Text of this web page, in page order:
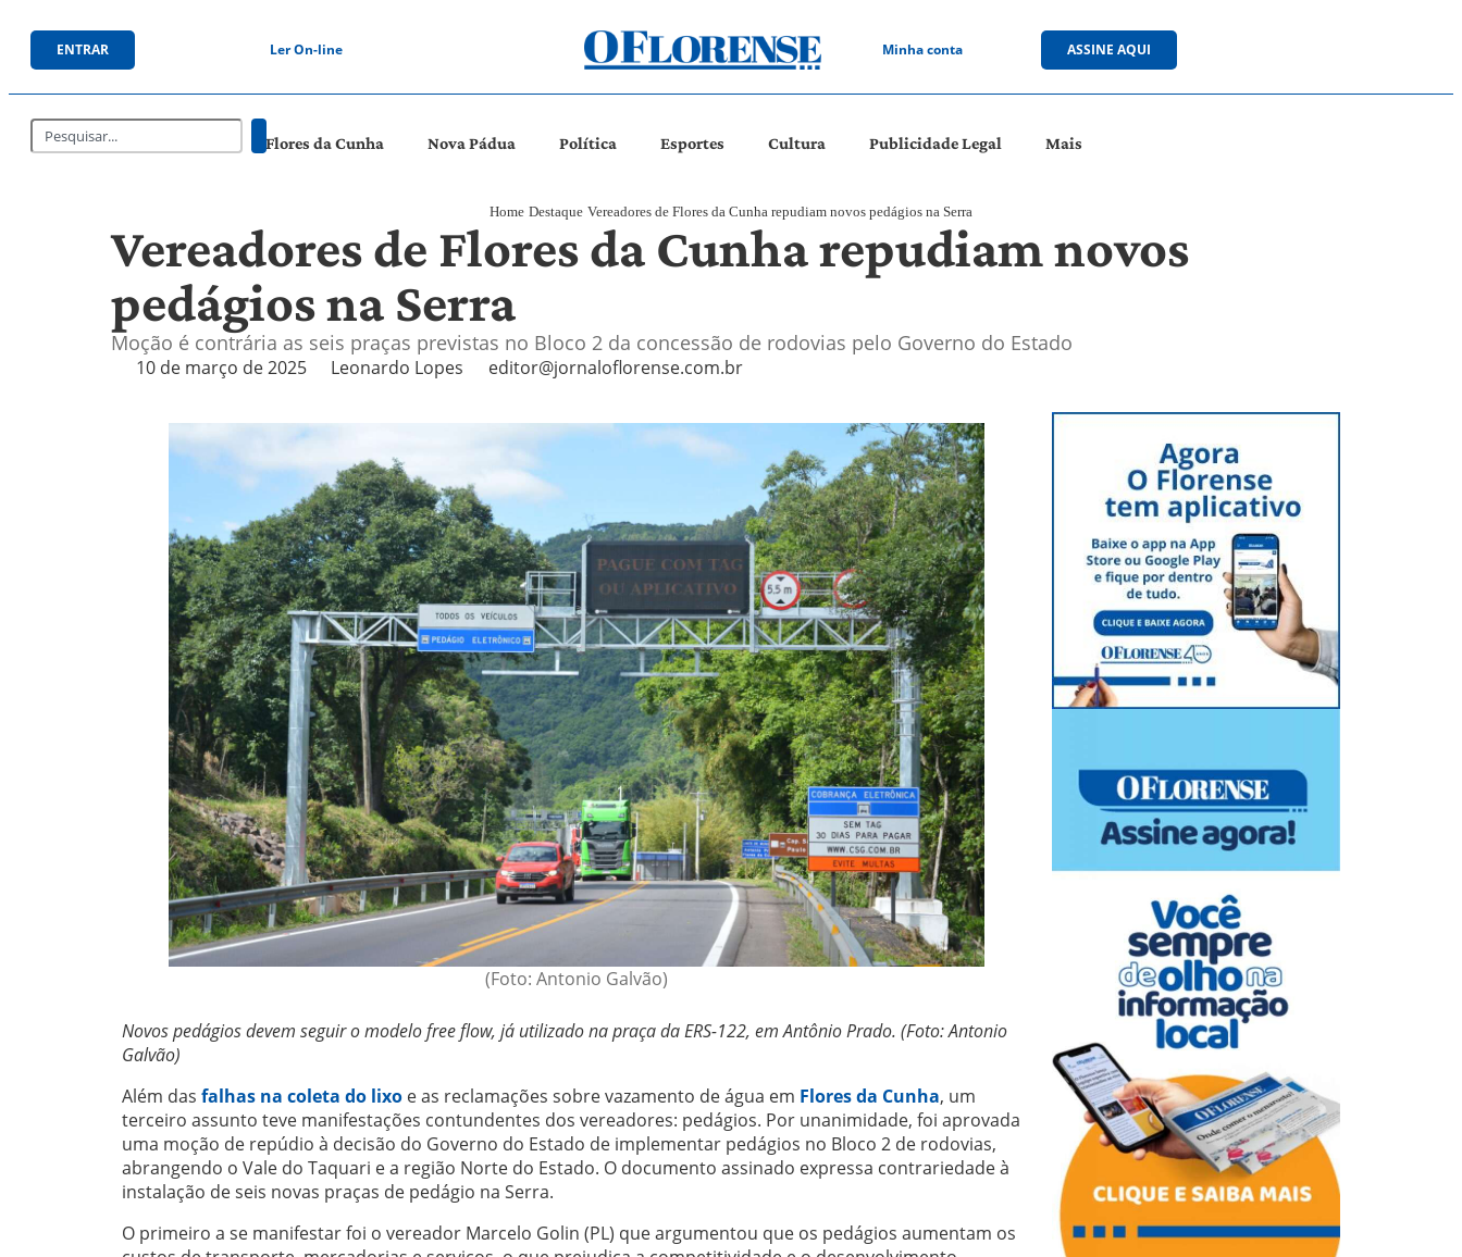
ENTRAR Ler On-line Minha conta ASSINE AQUI
Flores da Cunha Nova Pádua Política Esportes Cultura Publicidade Legal Mais
Home Destaque Vereadores de Flores da Cunha repudiam novos pedágios na Serra
Vereadores de Flores da Cunha repudiam novos
pedágios na Serra
Moção é contrária as seis praças previstas no Bloco 2 da concessão de rodovias pelo Governo do Estado
10 de março de 2025 Leonardo Lopes editor@jornaloflorense.com.br
(Foto: Antonio Galvão)
Novos pedágios devem seguir o modelo free flow, já utilizado na praça da ERS-122, em Antônio Prado. (Foto: Antonio
Galvão)
Além das falhas na coleta do lixo e as reclamações sobre vazamento de água em Flores da Cunha, um
terceiro assunto teve manifestações contundentes dos vereadores: pedágios. Por unanimidade, foi aprovada
uma moção de repúdio à decisão do Governo do Estado de implementar pedágios no Bloco 2 de rodovias,
abrangendo o Vale do Taquari e a região Norte do Estado. O documento assinado expressa contrariedade à
instalação de seis novas praças de pedágio na Serra.
O primeiro a se manifestar foi o vereador Marcelo Golin (PL) que argumentou que os pedágios aumentam os